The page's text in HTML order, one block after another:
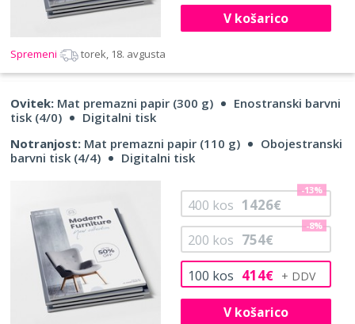
V košarico
Spremeni torek, 18. avgusta
Ovitek: Mat premazni papir (300 g)
Enostranski barvni
tisk (4/0)
Digitalni tisk
Notranjost: Mat premazni papir (110 g)
Obojestranski
barvni tisk (4/4)
Digitalni tisk
100 kos 414€
200 kos 754€
-8%
400 kos 1426€
-13%
V košarico